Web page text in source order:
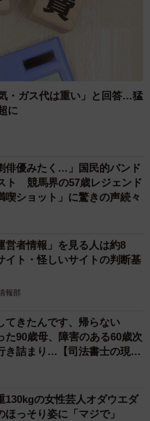
・ガス代は重い」と回答…猛
に
俳優みたく…」国民的バンド
ト 競馬界の57歳レジェンド
喫ショット」に驚きの声続々
営者情報」を見る人は約8
ト・怪しいサイトの判断基
報部
てきたんです、帰らない
90歳母、障害のある60歳次
き詰まり…【司法書士の現場
130kgの女性芸人オダウエダ
っそり姿に「マジで」